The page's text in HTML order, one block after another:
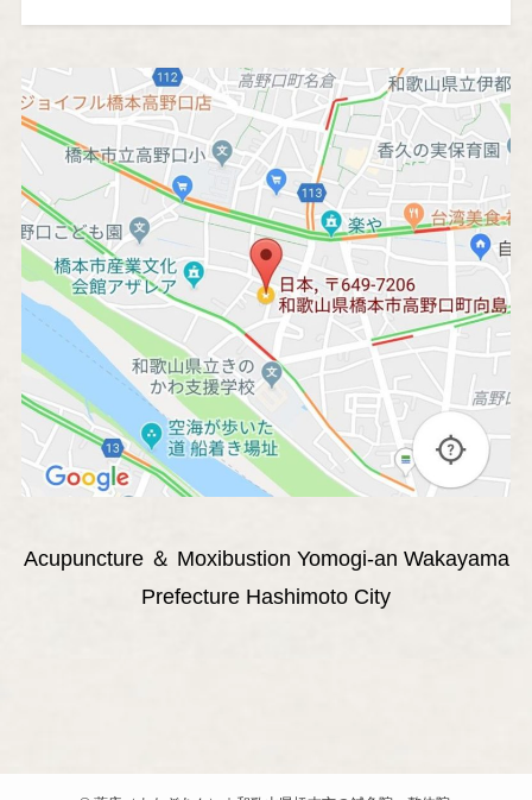
Acupuncture ＆ Moxibustion Yomogi-an Wakayama
Prefecture Hashimoto City